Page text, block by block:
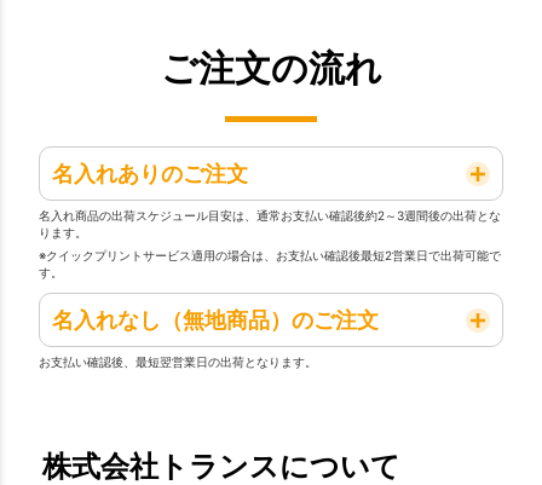
ご注文の流れ
名入れありのご注文
名入れ商品の出荷スケジュール目安は、通常お支払い確認後約2～3週間後の出荷とな
ります。
※クイックプリントサービス適用の場合は、お支払い確認後最短2営業日で出荷可能で
す。
名入れなし（無地商品）のご注文
お支払い確認後、最短翌営業日の出荷となります。
株式会社トランスについて